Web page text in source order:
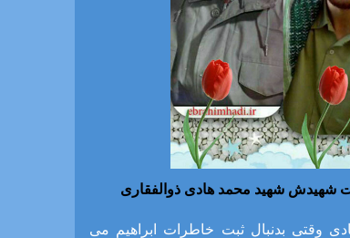
شهید محمد هادی ذوالفقاری
وقتی بدنبال ثبت خاطرات ابراهیم می